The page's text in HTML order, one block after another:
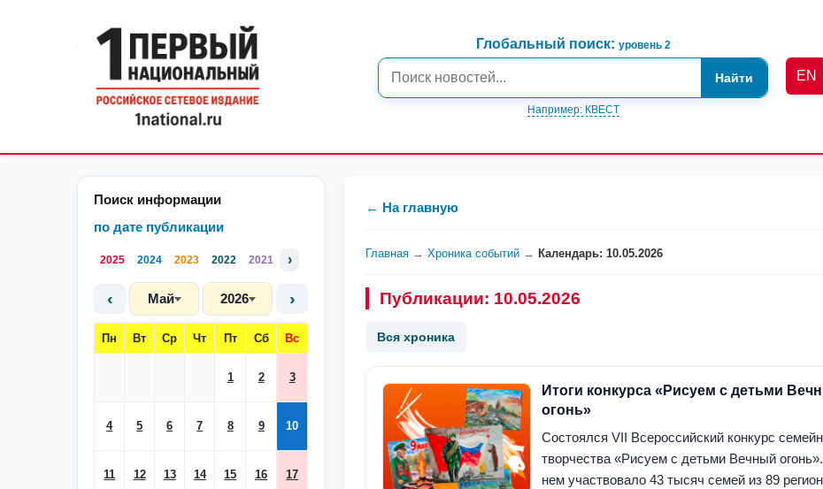
Глобальный поиск: уровень 2
Найти
Например: КВЕСТ
EN
Поиск информации
по дате публикации
2025 2024 2023 2022 2021 ›
‹ Май 2026 ›
Пн Вт Ср Чт Пт Сб Вс
1 2 3
4 5 6 7 8 9 10
11 12 13 14 15 16 17
← На главную
Главная → Хроника событий → Календарь: 10.05.2026
Публикации: 10.05.2026
Вся хроника
Итоги конкурса «Рисуем с детьми
огонь»
Состоялся VII Всероссийский конкурс
творчества «Рисуем с детьми Вечный
нем участвовало 43 тысяч семей из 89